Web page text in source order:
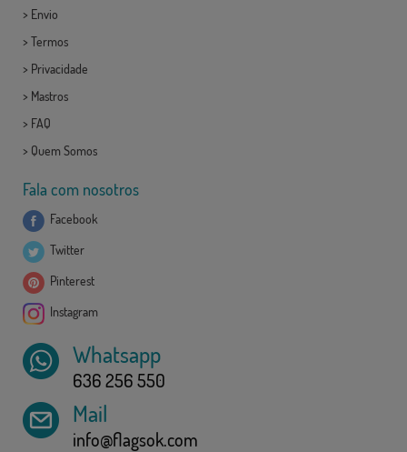
> Envio
> Termos
> Privacidade
> Mastros
> FAQ
> Quem Somos
Fala com nosotros
Facebook
Twitter
Pinterest
Instagram
Whatsapp
636 256 550
Mail
info@flagsok.com